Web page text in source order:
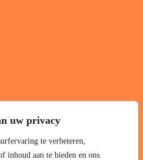
uw privacy
te verbeteren,
inhoud aan te bieden en ons